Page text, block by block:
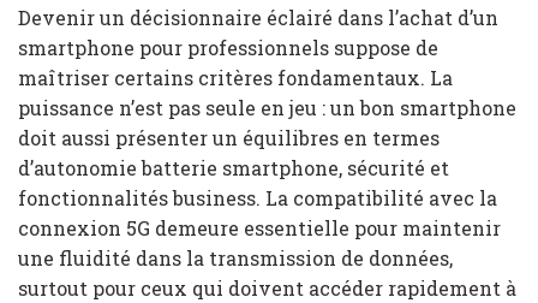
Devenir un décisionnaire éclairé dans l’achat d’un
smartphone pour professionnels suppose de
maîtriser certains critères fondamentaux. La
puissance n’est pas seule en jeu : un bon smartphone
doit aussi présenter un équilibres en termes
d’autonomie batterie smartphone, sécurité et
fonctionnalités business. La compatibilité avec la
connexion 5G demeure essentielle pour maintenir
une fluidité dans la transmission de données,
surtout pour ceux qui doivent accéder rapidement à